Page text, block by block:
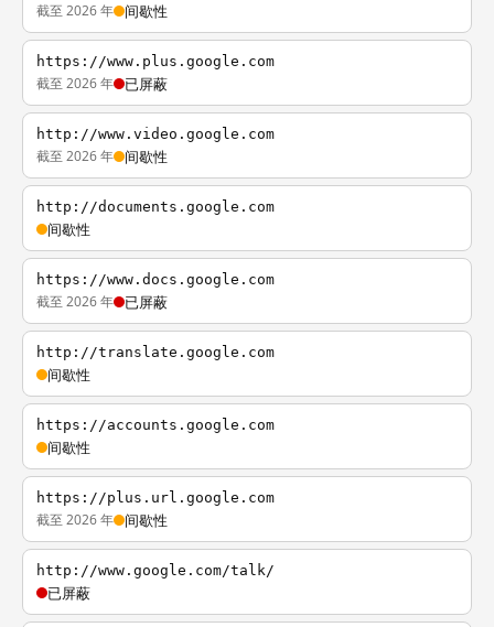
截至 2026 年 间歇性
https://www.plus.google.com
截至 2026 年 已屏蔽
http://www.video.google.com
截至 2026 年 间歇性
http://documents.google.com
间歇性
https://www.docs.google.com
截至 2026 年 已屏蔽
http://translate.google.com
间歇性
https://accounts.google.com
间歇性
https://plus.url.google.com
截至 2026 年 间歇性
http://www.google.com/talk/
已屏蔽